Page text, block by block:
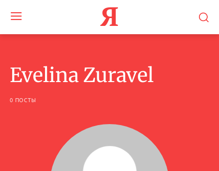
Я
Evelina Zuravel
0 ПОСТЫ